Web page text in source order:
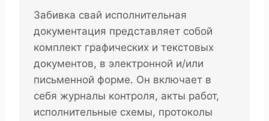
Забивка свай исполнительная
документация представляет собой
комплект графических и текстовых
документов, в электронной и/или
письменной форме. Он включает в
себя журналы контроля, акты работ,
исполнительные схемы, протоколы